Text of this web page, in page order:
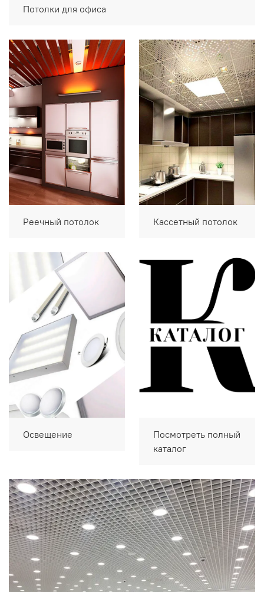
Потолки для офиса
Реечный потолок Кассетный потолок
Освещение
Посмотреть полный
каталог